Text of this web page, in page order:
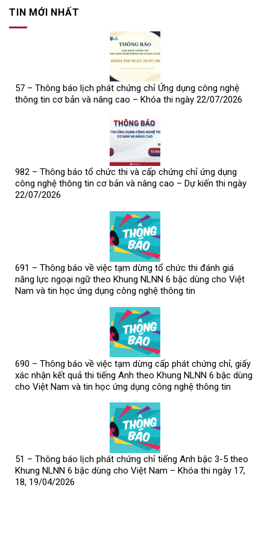
TIN MỚI NHẤT
57 – Thông báo lịch phát chứng chỉ Ứng dụng công nghệ
thông tin cơ bản và nâng cao – Khóa thi ngày 22/07/2026
982 – Thông báo tổ chức thi và cấp chứng chỉ ứng dụng
công nghệ thông tin cơ bản và nâng cao – Dự kiến thi ngày
22/07/2026
691 – Thông báo về việc tạm dừng tổ chức thi đánh giá
năng lực ngoại ngữ theo Khung NLNN 6 bậc dùng cho Việt
Nam và tin học ứng dụng công nghệ thông tin
690 – Thông báo về việc tạm dừng cấp phát chứng chỉ, giấy
xác nhận kết quả thi tiếng Anh theo Khung NLNN 6 bậc dùng
cho Việt Nam và tin học ứng dụng công nghệ thông tin
51 – Thông báo lịch phát chứng chỉ tiếng Anh bậc 3-5 theo
Khung NLNN 6 bậc dùng cho Việt Nam – Khóa thi ngày 17,
18, 19/04/2026